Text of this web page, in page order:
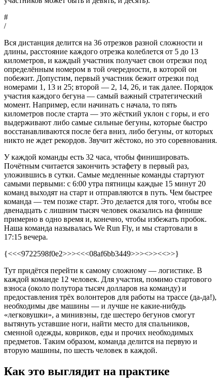
#
/
Вся дистанция делится на 36 отрезков разной сложности и
длины, расстояние каждого отрезка колеблется от 5 до 13
километров, и каждый участник получает свои отрезки под
определённым номером в той очередности, в которой он
побежит. Допустим, первый участник бежит отрезки под
номерами 1, 13 и 25; второй — 2, 14, 26, и так далее. Порядок
участия каждого бегуна — самый важный стратегический
момент. Например, если начинать с начала, то пять
километров после старта — это жёсткий уклон с горы, и его
выдерживают либо самые сильные бегуны, которые быстро
восстанавливаются после бега вниз, либо бегуны, от которых
никто не ждет рекордов. Звучит жёстоко, но это соревнования.
У каждой команды есть 32 часа, чтобы финишировать.
Почётным считается закончить эстафету в первый раз,
уложившись в сутки. Самые медленные команды стартуют
самыми первыми: с 6:00 утра пятницы каждые 15 минут 20
команд выходят на старт и отправляются в путь. Чем быстрее
команда — тем позже старт. Это делается для того, чтобы все
двенадцать с лишним тысяч человек оказались на финише
примерно в одно время и, конечно, чтобы избежать пробок.
Наша команда называлась We Run Fly, и мы стартовали в
17:15 вечера.
{<<<9722598f0e2>>><<<08af6bb3449>>><>><<>>}
Тут придётся перейти к самому сложному — логистике. В
каждой команде 12 человек. Для участия, помимо стартового
взноса (около полутора тысяч долларов на команду) и
предоставления трёх волонтеров для работы на трассе (да-да!),
необходимы две машины — и лучше не какие-нибудь
«легковушки», а минивэны, где шестеро бегунов смогут
вытянуть уставшие ноги, найти место для спальников,
сменной одежды, ковриков, еды и прочих необходимых
предметов. Таким образом, команда делится на первую и
вторую машины, по шесть человек в каждой.
Как это выглядит на практике